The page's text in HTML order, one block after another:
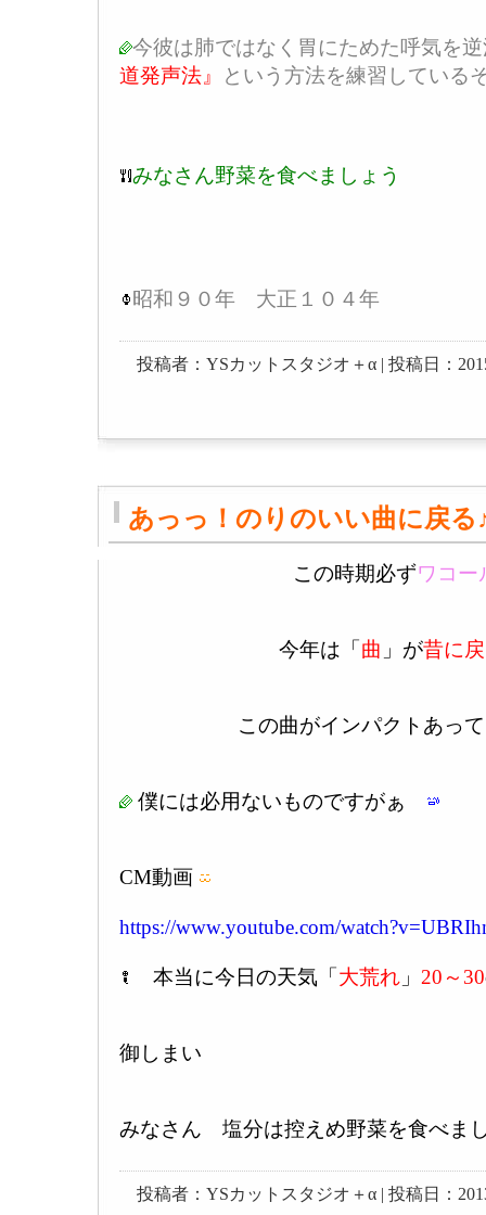
今彼は肺ではなく胃にためた呼気を
道発声法 』 という方法を練習している
みなさん野菜を食べましょう
昭和９０年 大正１０４年
投稿者：YSカットスタジオ＋α | 投稿日：
あっっ！のりのいい曲に戻る
この時期必ずワコー
今年は「 曲 」が昔に戻
この曲がインパクトあっ
僕には必用ないものですがぁ
CM動画
https://www.youtube.com/
本当に今日の天気「 大荒れ 」 20～30
御しまい
みなさん 塩分は控えめ野菜を食べま
投稿者：YSカットスタジオ＋α | 投稿日：